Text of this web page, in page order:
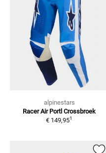
alpinestars
Racer Air Portl Crossbroek
€ 149,951